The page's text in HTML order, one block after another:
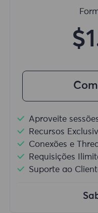
Aproveite
Recursos
Conexões e
Requisições
Suporte ao